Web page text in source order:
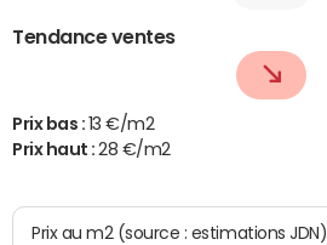
Tendance ventes
Prix bas : 13 €/m2
Prix haut :28 €/m2
Prix au m2 (source : estimations JDN)